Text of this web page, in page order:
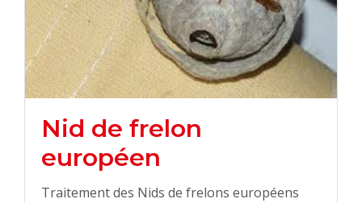
Nid de frelon
européen
Traitement des Nids de frelons européens